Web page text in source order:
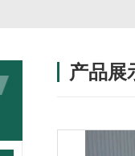
产品展